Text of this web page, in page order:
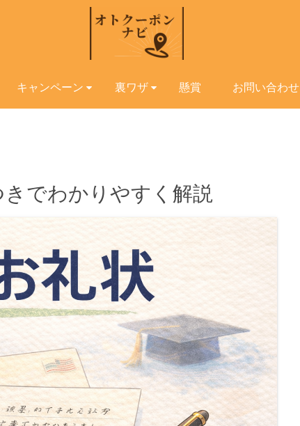
キャンペーン 裏ワザ 懸賞 お問い合わせ
でわかりやすく解説